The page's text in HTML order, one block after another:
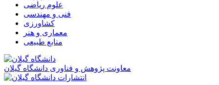
علوم ریاضی
فنی و مهندسی
کشاورزی
معماری و هنر
منابع طبیعی
معاونت پژوهش و فناوری دانشگاه گیلان